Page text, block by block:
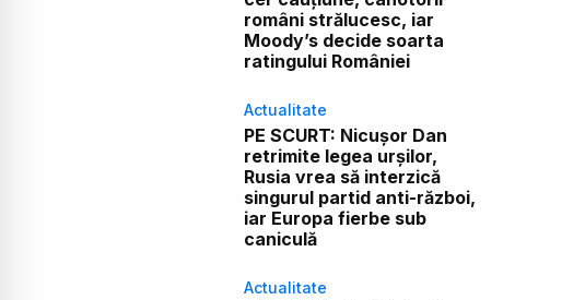
români strălucesc, iar
Moody’s decide soarta
ratingului României
Actualitate
PE SCURT: Nicușor Dan
retrimite legea urșilor,
Rusia vrea să interzică
singurul partid anti-război,
iar Europa fierbe sub
caniculă
Actualitate